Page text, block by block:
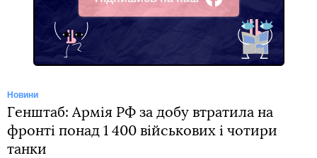
Facebook
Новини
Генштаб: Армія РФ за добу втратила на
фронті понад 1 400 військових і чотири
танки